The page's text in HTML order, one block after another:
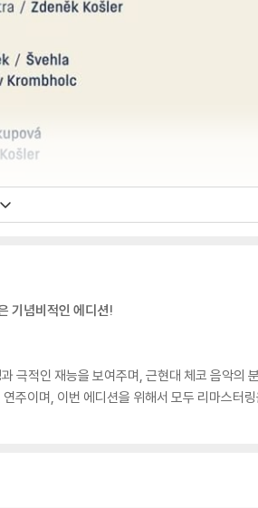
기념비적인 에디션!
극적인 재능을 보여주며, 근현대 체코 음악의
주이며, 이번 에디션을 위해서 모두 리마스터